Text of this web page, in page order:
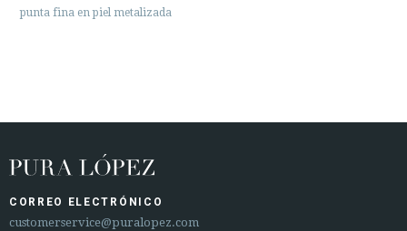
punta fina en piel metalizada
CORREO ELECTRÓNICO
customerservice@puralopez.com